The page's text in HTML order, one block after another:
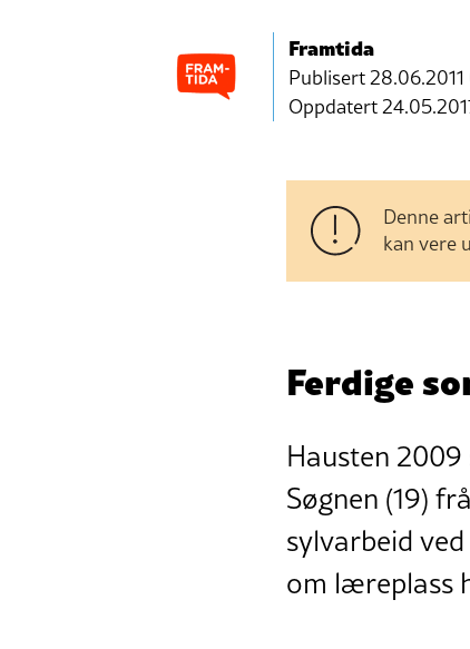
Framtida
Publisert
Oppdatert
Denne
kan vere
Ferdige
Hausten
Søgnen (19)
sylvarbeid
om læreplass